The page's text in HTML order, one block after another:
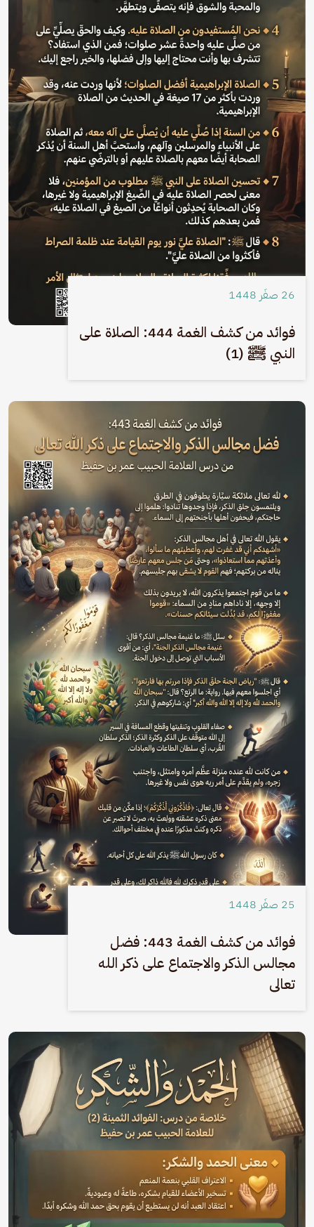
26 صفَر 1448
فوائد من كشف الغمة 444: الصلاة على
النبي ﷺ (1)
الصورة
25 صفَر 1448
فوائد من كشف الغمة 443: فضل
مجالس الذكر والاجتماع على ذكر الله
تعالى
الصورة